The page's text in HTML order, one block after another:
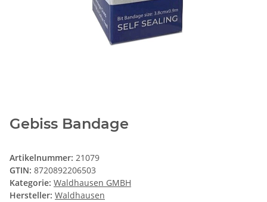
Gebiss Bandage
Artikelnummer: 21079
GTIN: 8720892206503
Kategorie: Waldhausen GMBH
Hersteller: Waldhausen